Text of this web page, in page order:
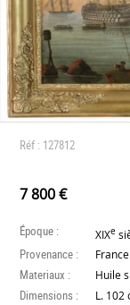
Réf : 127812
7 800 €
Époque : XIXe
Provenance : France
Materiaux : Huile
Dimensions : L. 102